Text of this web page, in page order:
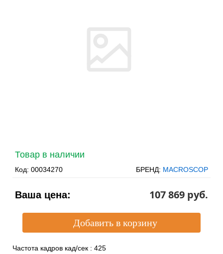
Товар в наличии
Код: 00034270 БРЕНД: MACROSCOP
Ваша цена: 107 869 pуб.
Частота кадров кад/сек : 425